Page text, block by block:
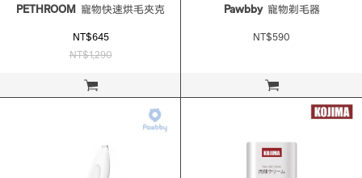
立即購買
PETHROOM 寵物快速烘毛夾克
NT$645
NT$1,290
立即購買
Pawbby 寵物剃毛器
NT$590